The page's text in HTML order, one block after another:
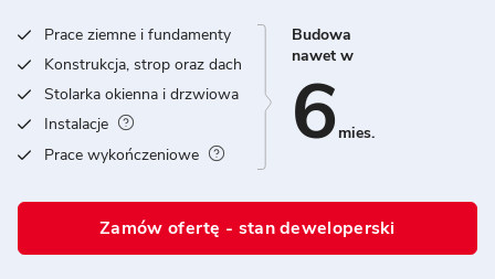
Prace ziemne i fundamenty
Konstrukcja, strop oraz dach
Stolarka okienna i drzwiowa
Instalacje
Prace wykończeniowe
Budowa
nawet w
6 mies.
Zamów ofertę - stan deweloperski